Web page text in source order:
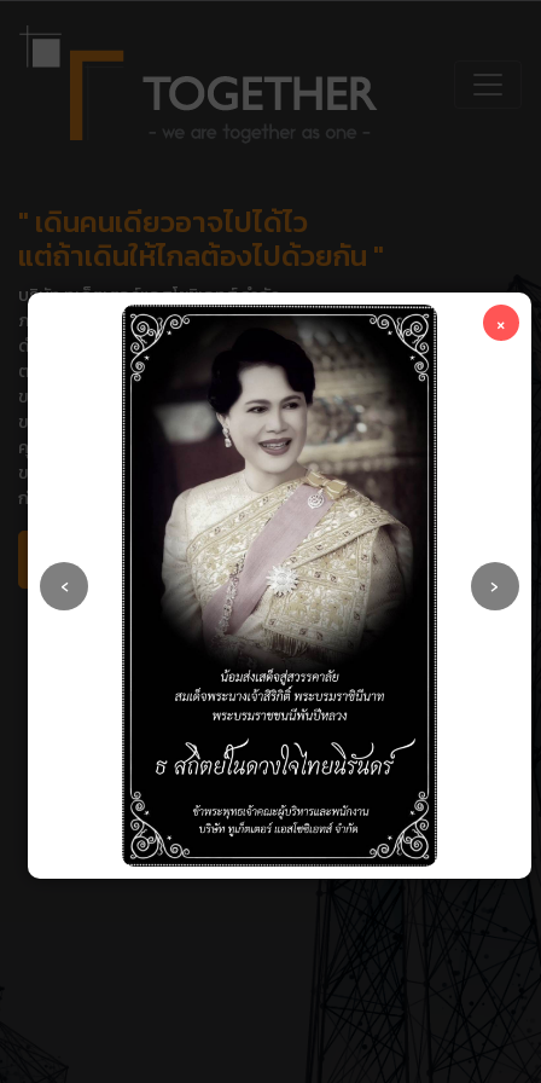
×
‹ ›
" เดินคนเดียวอาจไปได้ไว
แต่ถ้าเดินให้ไกลต้องไปด้วยกัน "
บริษัท ทูเก็ตเตอร์แอสโซซิเอทส์ จำกัด
ภาคภูมิใจในความเป็นบริษัทของคนไทยและมีปณิธานอย่างแน่วแน่ที่จะ
ดำเนินธุรกิจด้วยความซื่อสัตย์สุจริต
ตามมาตรฐานวิชาชีพเพื่อสร้างสรรค์ผลงาน โดยมุ่งเน้นในเรื่องคุณภาพ
ของงาน และความพึงพอใจสูงสุด
ของลูกค้าพร้อมทั้งพัฒนาองค์กรและบุคคลากรอย่างต่อเนื่องให้มี
คุณภาพ และทันต่อการเปลี่ยนแปลง
ของเทคโนโลยีเพื่อรองรับความต้องการและตลาดอุตสาหกรรมการ
ก่อสร้างในอนาคต
OUR SERVICE